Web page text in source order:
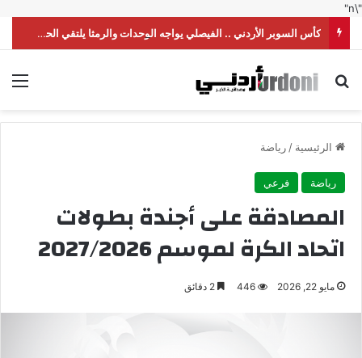
"\n"
كأس السوبر الأردني .. الفيصلي يواجه الوحدات والرمثا يلتقي الحسين
بحث عن
الرئيسية /رياضة
رياضة فرعي
المصادقة على أجندة بطولات
اتحاد الكرة لموسم 2027/2026
مايو 22, 2026 446